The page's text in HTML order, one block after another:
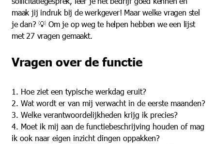
maak jij indruk bij de werkgever! Maar welke vragen stel
je dan? 💡 Om je op weg te helpen hebben we een lijst
met 27 vragen gemaakt.
Vragen over de functie
1. Hoe ziet een typische werkdag eruit?
2. Wat wordt er van mij verwacht in de eerste maanden?
3. Welke verantwoordelijkheden krijg ik precies?
4. Moet ik mij aan de functiebeschrijving houden of mag
ik ook naar eigen inzicht dingen oppakken?